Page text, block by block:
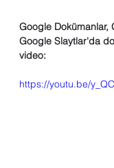
Google Dokümanlar,
Google Slaytlar'da
video:
https://youtu.be/